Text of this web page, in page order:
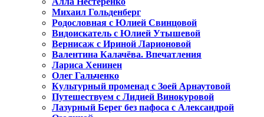
Михаил Гольденберг
Родословная с Юлией Свинцовой
Видоискатель с Юлией Утышевой
Вернисаж с Ириной Ларионовой
Валентина Калачёва. Впечатления
Лариса Хенинен
Олег Гальченко
Культурный променад с Зоей Арнаутовой
Путешествуем с Лидией Винокуровой
Лазурный Берег без пафоса с Александрой